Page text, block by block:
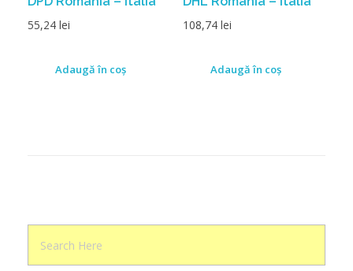
55,24 lei
Adaugă în coș
108,74 lei
Adaugă în coș